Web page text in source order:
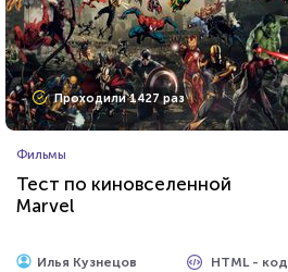
Проходили 1427 раз
Фильмы
Тест по киновселенной
Marvel
Илья Кузнецов HTML - код